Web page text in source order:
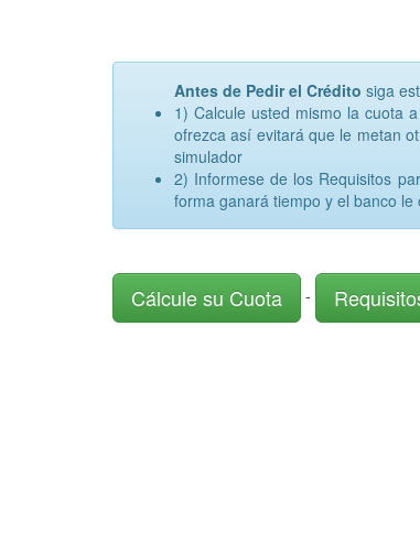
Antes de Pedir el Crédito siga
1) Calcule usted mismo la cuota
ofrezca así evitará que le metan
simulador
2) Informese de los Requisitos
forma ganará tiempo y el banco le
Cálcule su Cuota -